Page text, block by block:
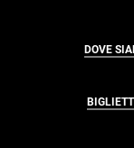
DOVE